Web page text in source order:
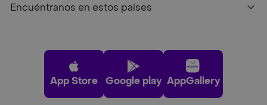
Encuéntranos en estos países
App Store Google play AppGallery